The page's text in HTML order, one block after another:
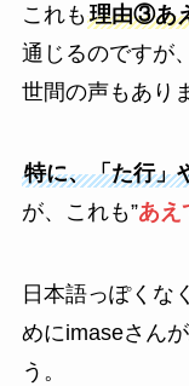
これも理由③あ
通じるのですが
世間の声もあり
特に、「た行」
が、これも”あえ
日本語っぽくな
めにimaseさん
う。